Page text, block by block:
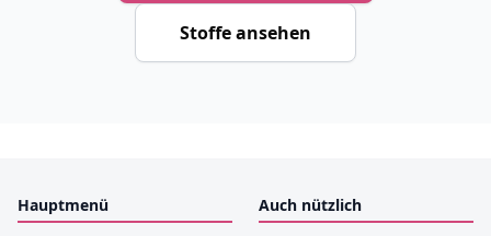
Stoffe ansehen
Hauptmenü Auch nützlich